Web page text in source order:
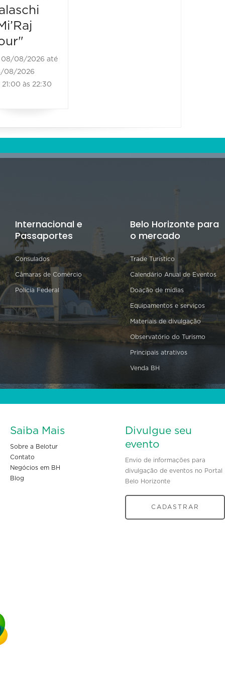
08/08/2026 até
08/2026
às 22:30
Internacional e
Passaportes
Consulados
Câmaras de Comércio
Polícia Federal
Belo Horizonte para
o mercado
Trade Turístico
Calendário Anual de Eventos
Doação de mídias
Equipamentos e serviços
Materiais de divulgação
Observatório do Turismo
Principais atrativos
Venda BH
Saiba Mais
Sobre a Belotur
Contato
Negócios em BH
Blog
Divulgue seu
evento
Envio de informações para
divulgação de eventos no Portal
Belo Horizonte
CADASTRAR